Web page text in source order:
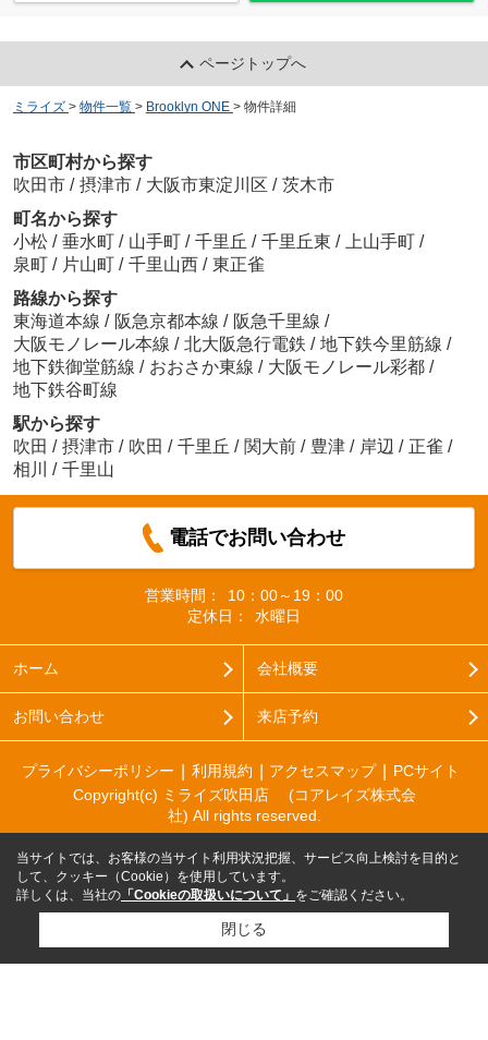
ページトップへ
ミライズ > 物件一覧 > Brooklyn ONE > 物件詳細
市区町村から探す
吹田市 / 摂津市 / 大阪市東淀川区 / 茨木市
町名から探す
小松 / 垂水町 / 山手町 / 千里丘 / 千里丘東 / 上山手町 /
泉町 / 片山町 / 千里山西 / 東正雀
路線から探す
東海道本線 / 阪急京都本線 / 阪急千里線 /
大阪モノレール本線 / 北大阪急行電鉄 / 地下鉄今里筋線 /
地下鉄御堂筋線 / おおさか東線 / 大阪モノレール彩都 /
地下鉄谷町線
駅から探す
吹田 / 摂津市 / 吹田 / 千里丘 / 関大前 / 豊津 / 岸辺 / 正雀 /
相川
/ 千里山
電話でお問い合わせ
営業時間：
10：00～19：00
定休日：
水曜日
ホーム 会社概要
お問い合わせ 来店予約
プライバシーポリシー 利用規約 アクセスマップ
PCサイト
Copyright(c) ミライズ吹田店 (コアレイズ株式会
社) All rights reserved.
当サイトでは、お客様の当サイト利用状況把握、サービス向上検討を目的と
して、クッキー（Cookie）を使用しています。
詳しくは、当社の 「Cookieの取扱いについて」 をご確認ください。
閉じる